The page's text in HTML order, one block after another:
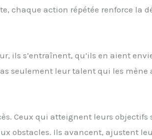
chaque action répétée renforce la
ils s’entraînent, qu’ils en aient
seulement leur talent qui les
Ceux qui atteignent leurs objectifs
obstacles. Ils avancent, ajustent